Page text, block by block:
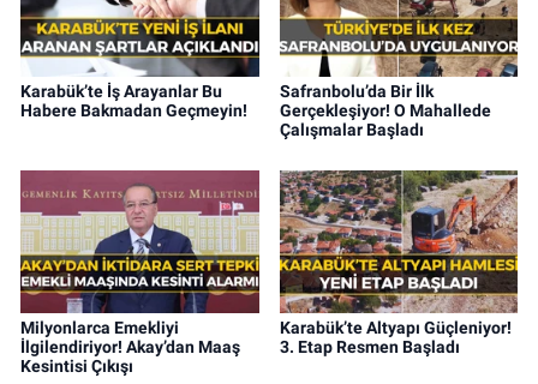
Karabük’te İş Arayanlar Bu
Habere Bakmadan Geçmeyin!
Safranbolu’da Bir İlk
Gerçekleşiyor! O Mahallede
Çalışmalar Başladı
Milyonlarca Emekliyi
İlgilendiriyor! Akay’dan Maaş
Kesintisi Çıkışı
Karabük’te Altyapı Güçleniyor!
3. Etap Resmen Başladı